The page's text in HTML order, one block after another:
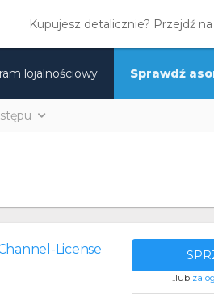
Kupujesz detalicznie? Przejdź na
lojalnościowy Sprawdź
License
..lub